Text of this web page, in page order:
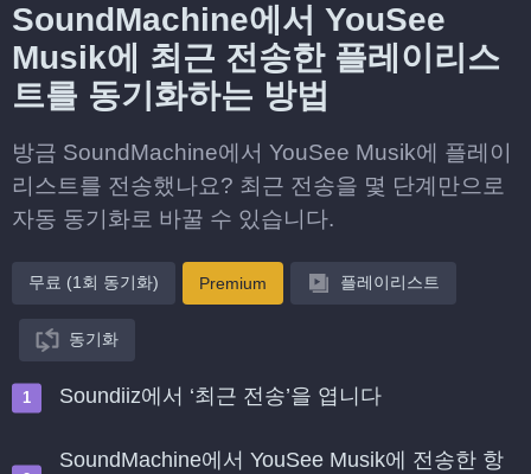
SoundMachine에서 YouSee
Musik에 최근 전송한 플레이리스
트를 동기화하는 방법
방금 SoundMachine에서 YouSee Musik에 플레이
리스트를 전송했나요? 최근 전송을 몇 단계만으로
자동 동기화로 바꿀 수 있습니다.
무료 (1회 동기화) Premium 플레이리스트
동기화
Soundiiz에서 ‘최근 전송’을 엽니다
SoundMachine에서 YouSee Musik에 전송한 항